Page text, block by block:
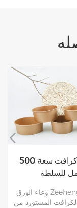
أطباق كرافت سعة 500
مل للسلطة
وعاء الورق Zeeheng مصنوع
المستورد من